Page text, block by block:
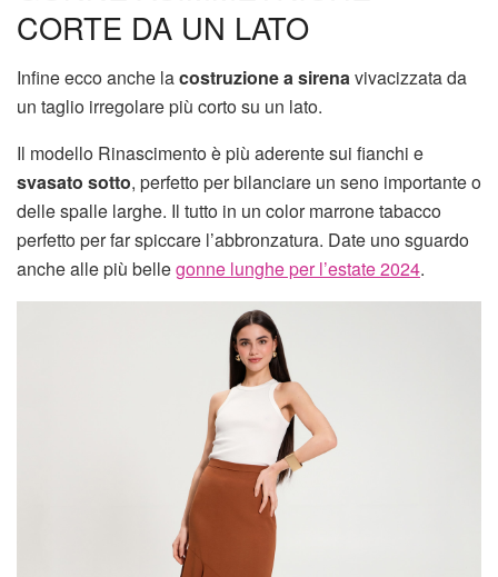
CORTE DA UN LATO
Infine ecco anche lacostruzione a sirenavivacizzata da
un taglio irregolare più corto su un lato.
Il modello Rinascimento è più aderente sui fianchi e
svasato sotto, perfetto per bilanciare un seno importante o
delle spalle larghe. Il tutto in un color marrone tabacco
perfetto per far spiccare l’abbronzatura. Date uno sguardo
anche alle più bellegonne lunghe per l’estate 2024.